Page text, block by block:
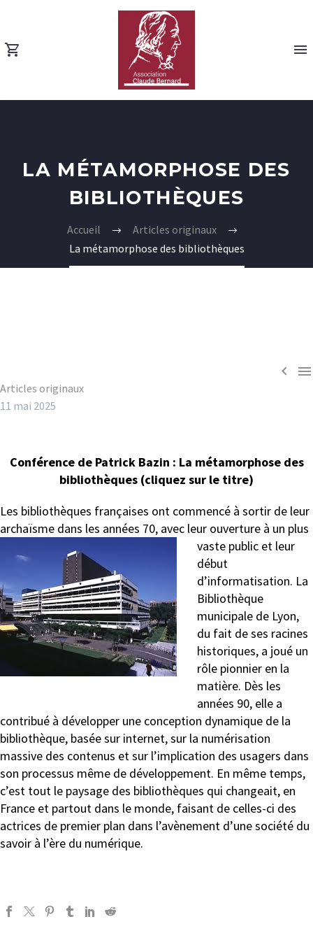
LA MÉTAMORPHOSE DES
BIBLIOTHÈQUES
Accueil
Articles originaux
La métamorphose des bibliothèques
 
Articles originaux
11 mai 2025
Conférence de Patrick Bazin : La métamorphose des
bibliothèques (cliquez sur le titre)
Les bibliothèques françaises ont commencé à sortir de leur
archaïsme dans les années 70, avec leur ouverture à un plus
vaste public et leur
début
d’informatisation. La
Bibliothèque
municipale de Lyon,
du fait de ses racines
historiques, a joué un
rôle pionnier en la
matière. Dès les
années 90, elle a
contribué à développer une conception dynamique de la
bibliothèque, basée sur internet, sur la numérisation
massive des contenus et sur l’implication des usagers dans
son processus même de développement. En même temps,
c’est tout le paysage des bibliothèques qui changeait, en
France et partout dans le monde, faisant de celles-ci des
actrices de premier plan dans l’avènement d’une société du
savoir à l’ère du numérique.